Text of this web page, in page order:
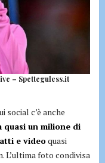
– Spetteguless.it
social c’è anche
quasi un milione di
e videoquasi
L’ultima foto condivisa